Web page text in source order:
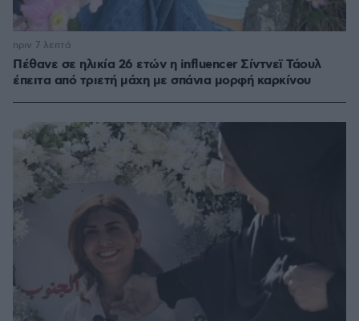
Πέθανε σε ηλικία 26 ετών η influencer Σίντνεϊ Τάουλ
έπειτα από τριετή μάχη με σπάνια μορφή καρκίνου
πριν 7 λεπτά